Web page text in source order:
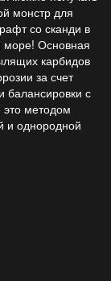
монстр для
со сканди в
море! Основная
карбидов
за счет
балансировки с
методом
и однородной